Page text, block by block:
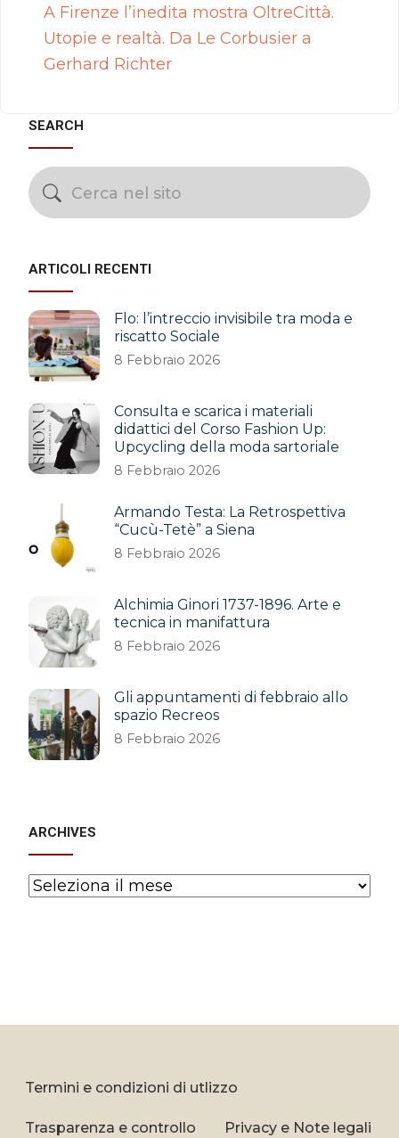
A Firenze l’inedita mostra OltreCittà.
Utopie e realtà. Da Le Corbusier a
Gerhard Richter
SEARCH
ARTICOLI RECENTI
Flo: l’intreccio invisibile tra moda e
riscatto Sociale
8 Febbraio 2026
Consulta e scarica i materiali
didattici del Corso Fashion Up:
Upcycling della moda sartoriale
8 Febbraio 2026
Armando Testa: La Retrospettiva
“Cucù-Tetè” a Siena
8 Febbraio 2026
Alchimia Ginori 1737-1896. Arte e
tecnica in manifattura
8 Febbraio 2026
Gli appuntamenti di febbraio allo
spazio Recreos
8 Febbraio 2026
ARCHIVES
Archives
Termini e condizioni di utlizzo
Trasparenza e controllo Privacy e Note legali